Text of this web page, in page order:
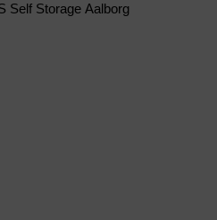
Self Storage Aalborg